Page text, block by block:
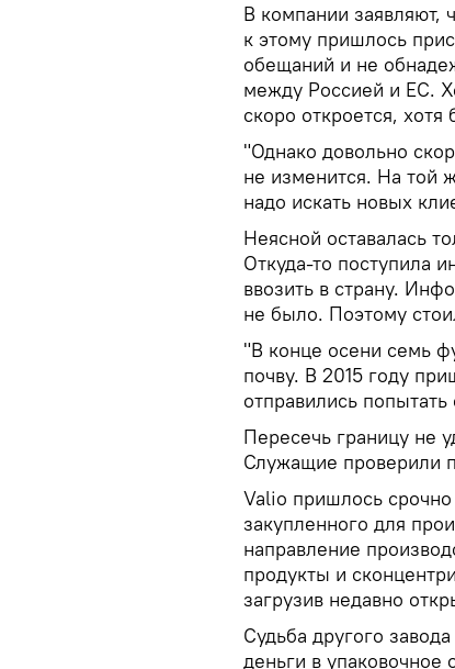
В компании заявляют,
к этому пришлось
обещаний и не
между Россией и ЕС.
скоро откроется, хотя
"Однако довольно
не изменится. На той
надо искать новых
Неясной оставалась
Откуда-то поступила
ввозить в страну.
не было. Поэтому
"В конце осени семь
почву. В 2015 году
отправились
Пересечь границу не
Служащие проверили
Valio пришлось
закупленного для
направление
продукты и
загрузив недавно
Судьба другого
деньги в упаковочное